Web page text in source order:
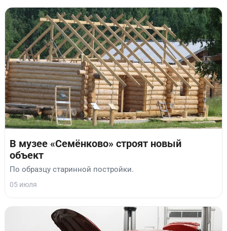
В музее «Семёнково» строят новый
объект
По образцу старинной постройки.
05 июля